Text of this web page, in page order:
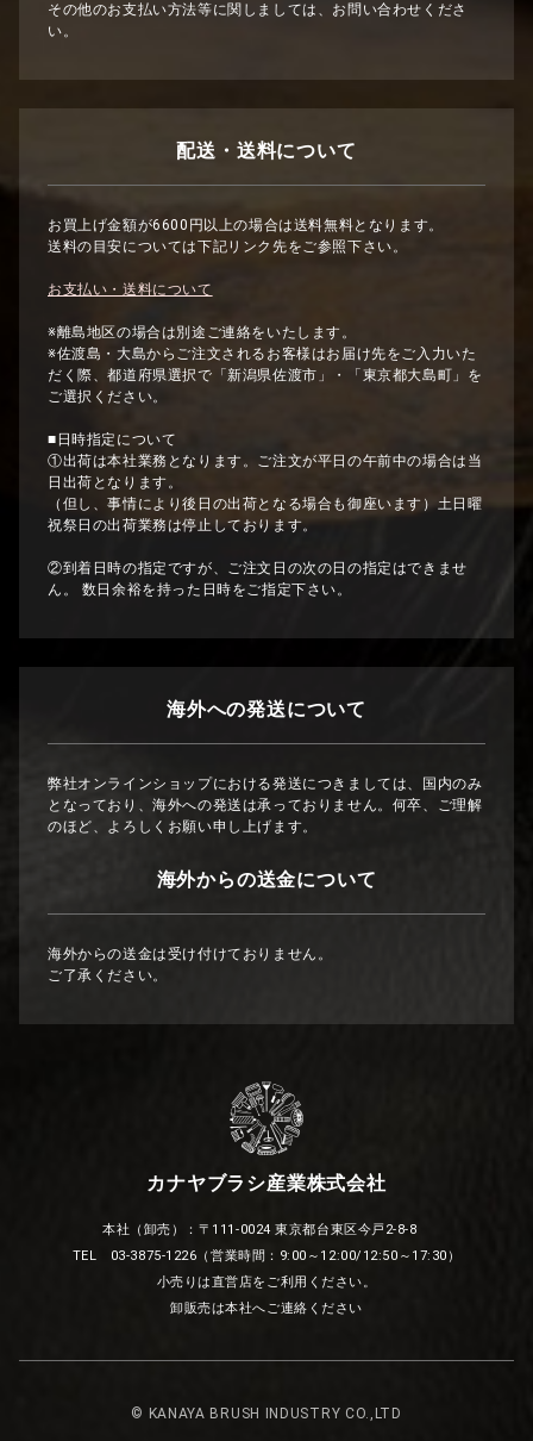
その他のお支払い方法等に関しましては、お問い合わせくださ
い。
配送・送料について
お買上げ金額が6600円以上の場合は送料無料となります。
送料の目安については下記リンク先をご参照下さい。
お支払い・送料について
※離島地区の場合は別途ご連絡をいたします。
※佐渡島・大島からご注文されるお客様はお届け先をご入力いた
だく際、都道府県選択で「新潟県佐渡市」・「東京都大島町」を
ご選択ください。
■日時指定について
①出荷は本社業務となります。ご注文が平日の午前中の場合は当
日出荷となります。
（但し、事情により後日の出荷となる場合も御座います）土日曜
祝祭日の出荷業務は停止しております。
②到着日時の指定ですが、ご注文日の次の日の指定はできませ
ん。 数日余裕を持った日時をご指定下さい。
海外への発送について
弊社オンラインショップにおける発送につきましては、国内のみ
となっており、海外への発送は承っておりません。何卒、ご理解
のほど、よろしくお願い申し上げます。
海外からの送金について
海外からの送金は受け付けておりません。
ご了承ください。
カナヤブラシ産業株式会社
本社（卸売）：〒111-0024 東京都台東区今戸2-8-8
TEL 03-3875-1226（営業時間：9:00～12:00/12:50～17:30）
小売りは直営店をご利用ください。
卸販売は本社へご連絡ください
© KANAYA BRUSH INDUSTRY CO.,LTD